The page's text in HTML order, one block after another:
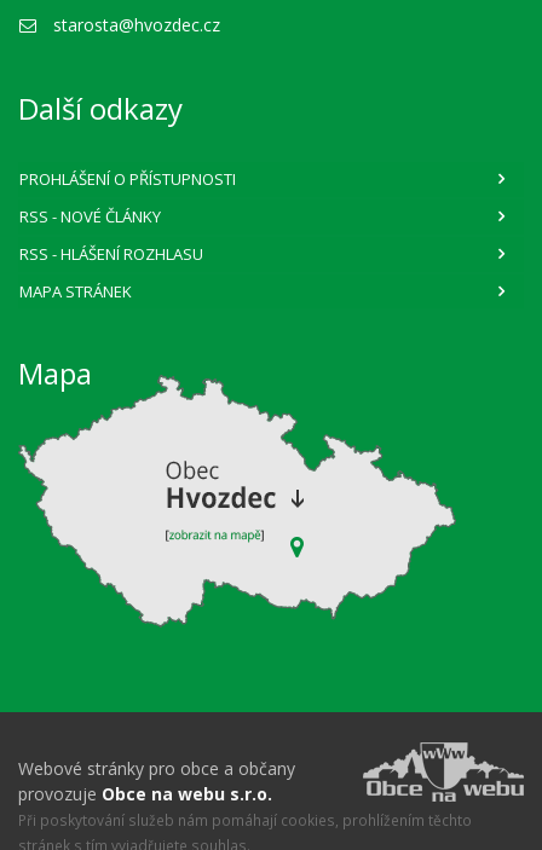
starosta@hvozdec.cz
Další odkazy
PROHLÁŠENÍ O PŘÍSTUPNOSTI
RSS - NOVÉ ČLÁNKY
RSS - HLÁŠENÍ ROZHLASU
MAPA STRÁNEK
Mapa
Webové stránky pro obce a občany
provozuje Obce na webu s.r.o.
Při poskytování služeb nám pomáhají cookies, prohlížením těchto
stránek s tím vyjadřujete souhlas.